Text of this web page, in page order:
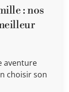
: nos
aventure
choisir son